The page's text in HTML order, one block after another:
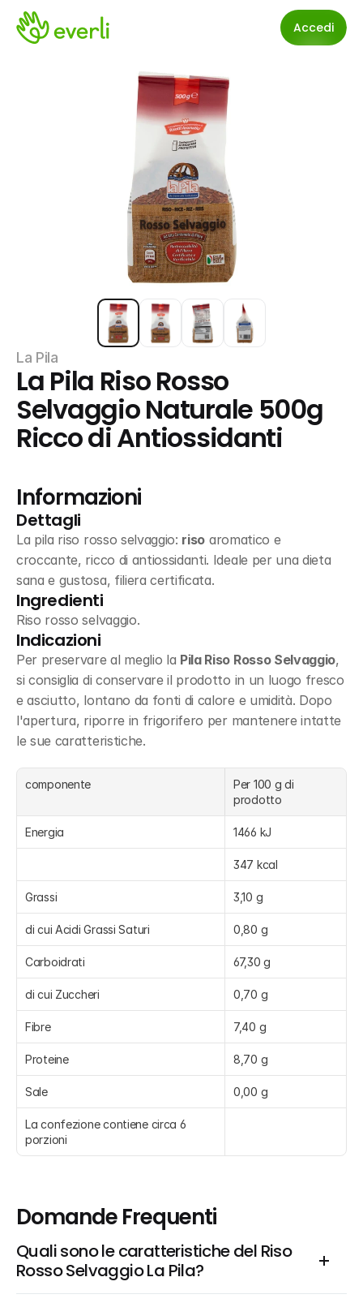
Accedi
La Pila
La Pila Riso Rosso
Selvaggio Naturale 500g
Ricco di Antiossidanti
Informazioni
Dettagli
La pila riso rosso selvaggio: riso aromatico e
croccante, ricco di antiossidanti. Ideale per una dieta
sana e gustosa, filiera certificata.
Ingredienti
Riso rosso selvaggio.
Indicazioni
Per preservare al meglio la Pila Riso Rosso Selvaggio,
si consiglia di conservare il prodotto in un luogo fresco
e asciutto, lontano da fonti di calore e umidità. Dopo
l'apertura, riporre in frigorifero per mantenere intatte
le sue caratteristiche.
componente
Per 100 g di
prodotto
Energia 1466 kJ
347 kcal
Grassi 3,10 g
di cui Acidi Grassi Saturi 0,80 g
Carboidrati 67,30 g
di cui Zuccheri 0,70 g
Fibre 7,40 g
Proteine 8,70 g
Sale 0,00 g
La confezione contiene circa 6
porzioni
Domande Frequenti
Quali sono le caratteristiche del Riso
Rosso Selvaggio La Pila?